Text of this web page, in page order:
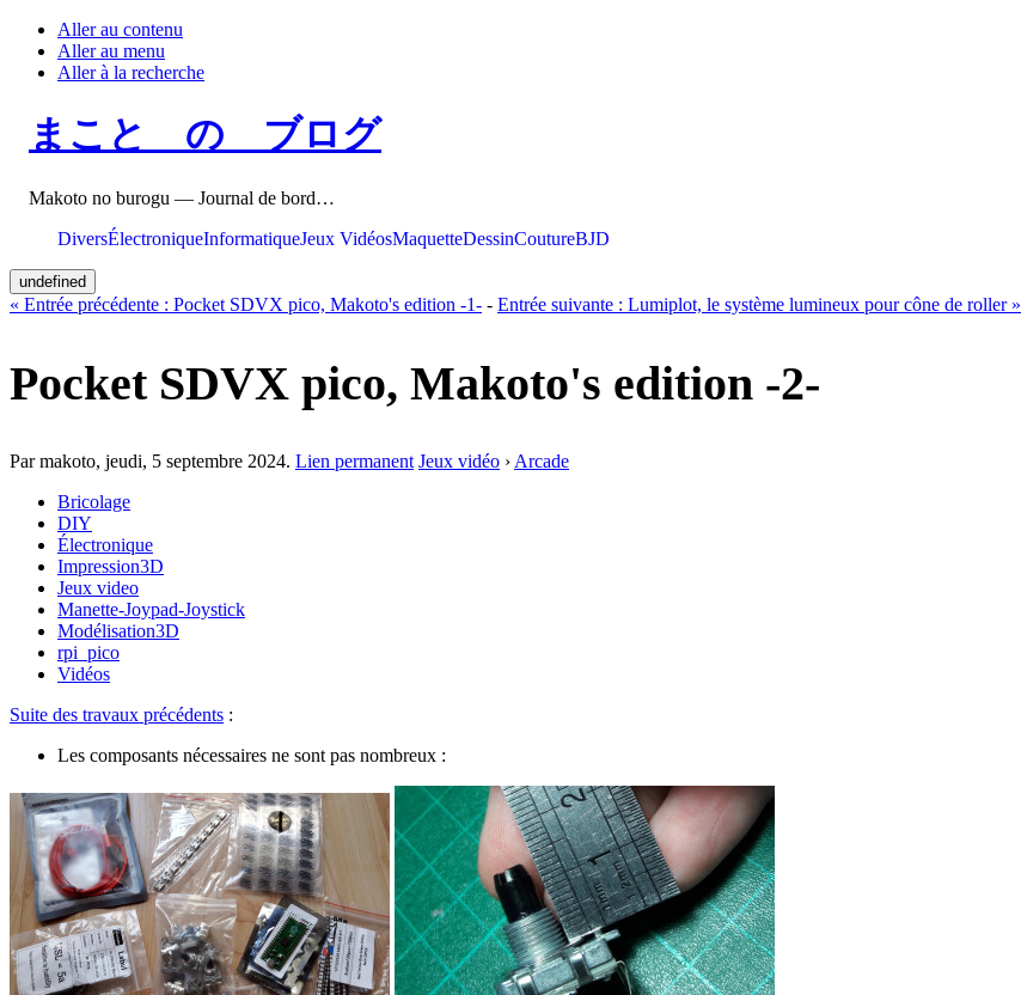
Aller au contenu
Aller au menu
Aller à la recherche
まこと の ブログ
Makoto no burogu — Journal de bord…
DiversÉlectroniqueInformatiqueJeux VidéosMaquetteDessinCoutureBJD
undefined
« Entrée précédente : Pocket SDVX pico, Makoto's edition -1- - Entrée suivante : Lumiplot, le système lumineux pour cône de roller»
Pocket SDVX pico, Makoto's edition -2-
Par makoto, jeudi, 5 septembre 2024. Lien permanent Jeux vidéo › Arcade
Bricolage
DIY
Électronique
Impression3D
Jeux video
Manette-Joypad-Joystick
Modélisation3D
rpi_pico
Vidéos
Suite des travaux précédents :
Les composants nécessaires ne sont pas nombreux :